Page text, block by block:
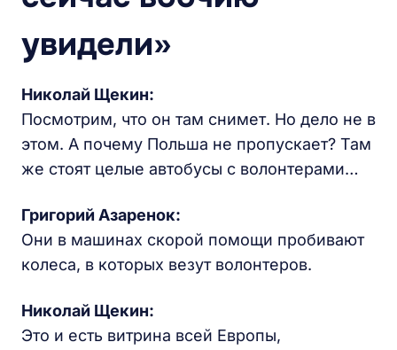
увидели»
Николай Щекин:
Посмотрим, что он там снимет. Но дело не в
этом. А почему Польша не пропускает? Там
же стоят целые автобусы с волонтерами…
Григорий Азаренок:
Они в машинах скорой помощи пробивают
колеса, в которых везут волонтеров.
Николай Щекин:
Это и есть витрина всей Европы,